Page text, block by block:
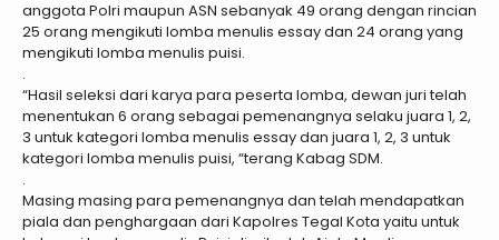
anggota Polri maupun ASN sebanyak 49 orang dengan rincian
25 orang mengikuti lomba menulis essay dan 24 orang yang
mengikuti lomba menulis puisi.
.
“Hasil seleksi dari karya para peserta lomba, dewan juri telah
menentukan 6 orang sebagai pemenangnya selaku juara 1, 2,
3 untuk kategori lomba menulis essay dan juara 1, 2, 3 untuk
kategori lomba menulis puisi, “terang Kabag SDM.
.
Masing masing para pemenangnya dan telah mendapatkan
piala dan penghargaan dari Kapolres Tegal Kota yaitu untuk